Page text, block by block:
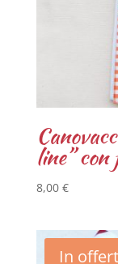
line” con
8,00 €
In